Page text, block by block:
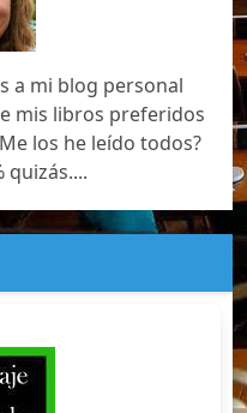
a mi blog personal
mis libros preferidos
los he leído todos?
quizás....